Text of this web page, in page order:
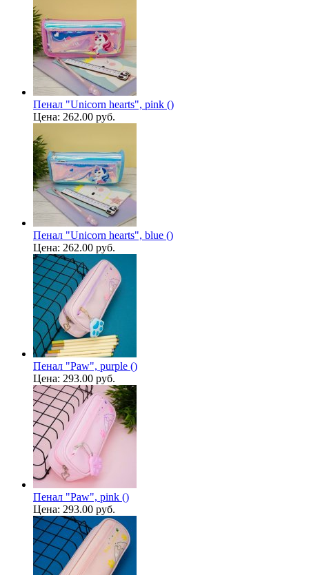
Пенал "Unicorn hearts", pink ()
Цена: 262.00 руб.
Пенал "Unicorn hearts", blue ()
Цена: 262.00 руб.
Пенал "Paw", purple ()
Цена: 293.00 руб.
Пенал "Paw", pink ()
Цена: 293.00 руб.